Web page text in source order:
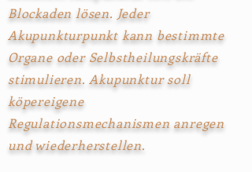
Blockaden lösen. Jeder
Akupunkturpunkt kann bestimmte
Organe oder Selbstheilungskräfte
stimulieren. Akupunktur soll
köpereigene
Regulationsmechanismen anregen
und wiederherstellen.